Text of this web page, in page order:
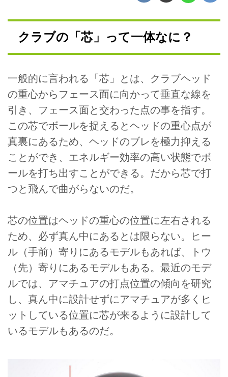
クラブの「芯」って一体なに？
一般的に言われる「芯」とは、クラブヘッド
の重心からフェース面に向かって垂直な線を
引き、フェース面と交わった点の事を指す。
この芯でボールを捉えるとヘッドの重心点が
真裏にあるため、ヘッドのブレを極力抑える
ことができ、エネルギー効率の高い状態でボ
ールを打ち出すことができる。だから芯で打
つと飛んで曲がらないのだ。
芯の位置はヘッドの重心の位置に左右される
ため、必ず真ん中にあるとは限らない。ヒー
ル（手前）寄りにあるモデルもあれば、トウ
（先）寄りにあるモデルもある。最近のモデ
ルでは、アマチュアの打点位置の傾向を研究
し、真ん中に設計せずにアマチュアが多くヒ
ットしている位置に芯が来るように設計して
いるモデルもあるのだ。